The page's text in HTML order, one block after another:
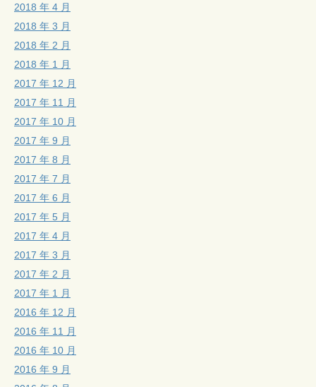
2018 年 4 月
2018 年 3 月
2018 年 2 月
2018 年 1 月
2017 年 12 月
2017 年 11 月
2017 年 10 月
2017 年 9 月
2017 年 8 月
2017 年 7 月
2017 年 6 月
2017 年 5 月
2017 年 4 月
2017 年 3 月
2017 年 2 月
2017 年 1 月
2016 年 12 月
2016 年 11 月
2016 年 10 月
2016 年 9 月